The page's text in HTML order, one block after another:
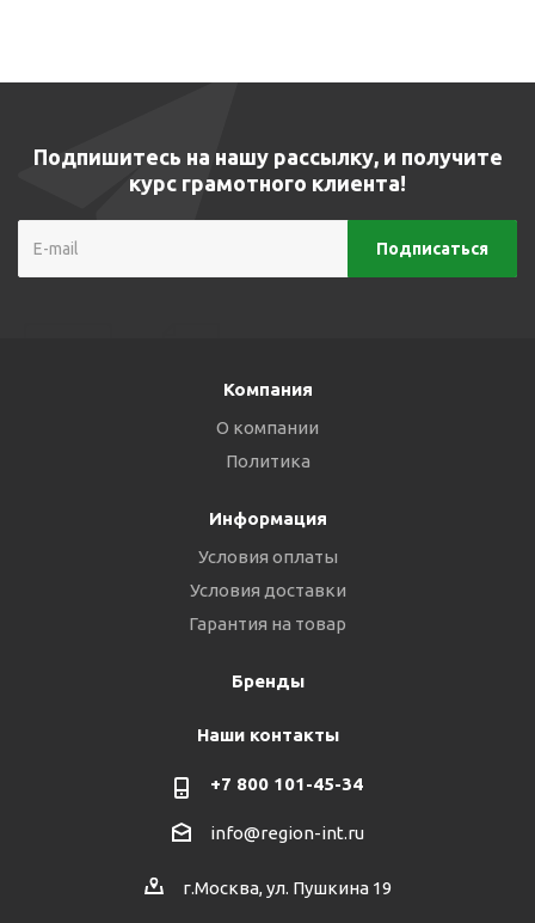
Подпишитесь на нашу рассылку, и получите
курс грамотного клиента!
Компания
О компании
Политика
Информация
Условия оплаты
Условия доставки
Гарантия на товар
Бренды
Наши контакты
+7 800 101-45-34
info@region-int.ru
г.Москва, ул. Пушкина 19